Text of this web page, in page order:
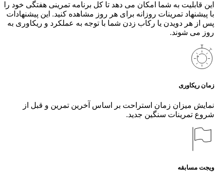
این قابلیت به شما امکان می دهد تا کل برنامه تمرینی هفتگی خود را
با پیشنهاد تمرینات روزانه برای هر روز مشاهده کنید. این پیشنهادات
پس از هر دویدن یا رکاب زدن شما با توجه به عملکرد و ریکاوری به
روز می شوند.
زمان ریکاوری
نمایش میزان زمان استراحت بر اساس آخرین تمرین و قبل از
شروع تمرینات سنگین جدید.
ویجت مسابقه